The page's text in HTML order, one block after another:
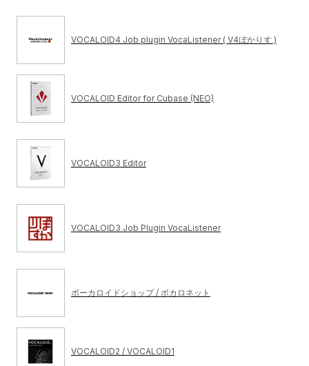
VOCALOID4 Job plugin VocaListener ( V4ぼかりす )
VOCALOID Editor for Cubase (NEO)
VOCALOID3 Editor
VOCALOID3 Job Plugin VocaListener
ボーカロイドショップ / ボカロネット
VOCALOID2 / VOCALOID1